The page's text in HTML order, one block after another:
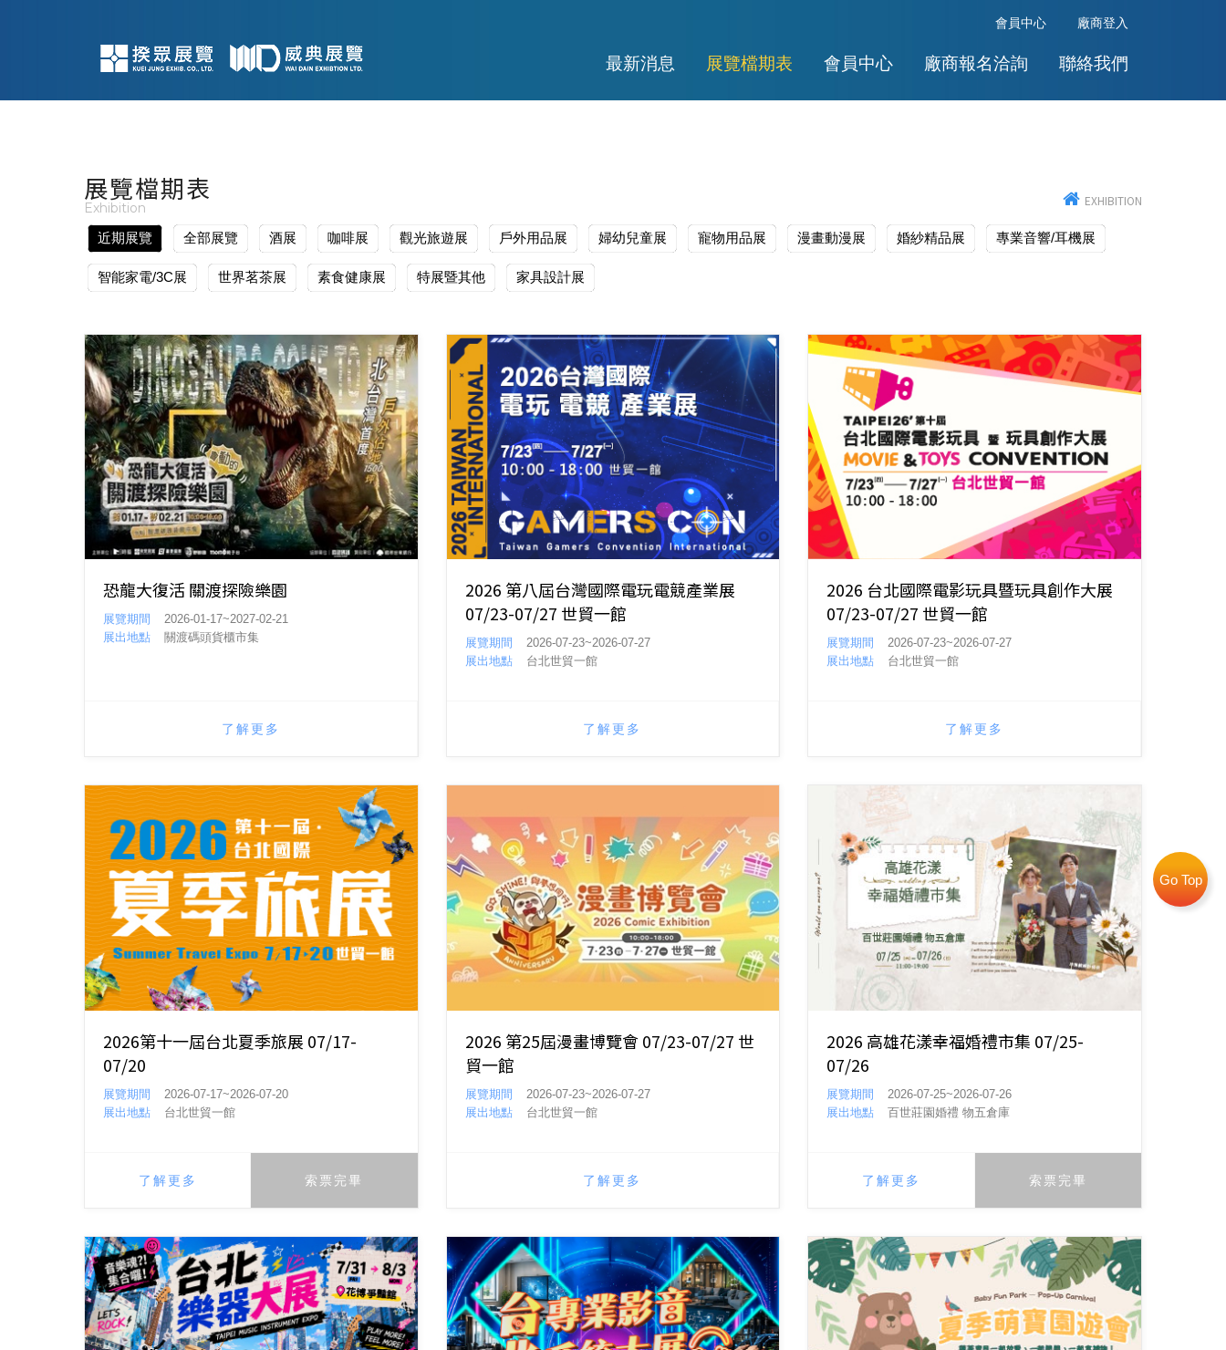
會員中心 廠商登入
最新消息 展覽檔期表 會員中心 廠商報名洽詢 聯絡我們
Go Top
展覽檔期表
Exhibition EXHIBITION
近期展覽 全部展覽 酒展 咖啡展 觀光旅遊展 戶外用品展 婦幼兒童展 寵物用品展 漫畫動漫展 婚紗精品展 專業音響/耳機展
智能家電/3C展 世界茗茶展 素食健康展 特展暨其他 家具設計展
恐龍大復活 關渡探險樂園
展覽期間
2026-01-17~2027-02-21
展出地點
關渡碼頭貨櫃市集
了解更多
2026 第八屆台灣國際電玩電競產業展
07/23-07/27 世貿一館
展覽期間
2026-07-23~2026-07-27
展出地點
台北世貿一館
了解更多
2026 台北國際電影玩具暨玩具創作大展
07/23-07/27 世貿一館
展覽期間
2026-07-23~2026-07-27
展出地點
台北世貿一館
了解更多
2026第十一屆台北夏季旅展 07/17-
07/20
展覽期間
2026-07-17~2026-07-20
展出地點
台北世貿一館
了解更多 索票完畢
2026 第25屆漫畫博覽會 07/23-07/27 世
貿一館
展覽期間
2026-07-23~2026-07-27
展出地點
台北世貿一館
了解更多
2026 高雄花漾幸福婚禮市集 07/25-
07/26
展覽期間
2026-07-25~2026-07-26
展出地點
百世莊園婚禮 物五倉庫
了解更多 索票完畢